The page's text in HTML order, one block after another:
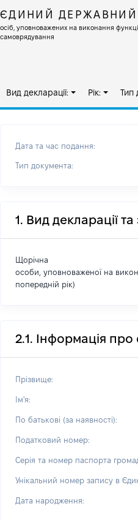
ЄДИНИЙ ДЕРЖАВНИЙ
осіб, уповноважених на виконання
самоврядування
Вид декларації: Рік: Тип
Дата та час подання:
Тип документа:
1. Вид декларації
Щорічна
особи, уповноваженої на
попередній рік)
2.1. Інформація
Прізвище:
Ім'я:
По батькові (за наявності):
Податковий номер:
Серія та номер паспорта
Унікальний номер запису в
Дата народження: